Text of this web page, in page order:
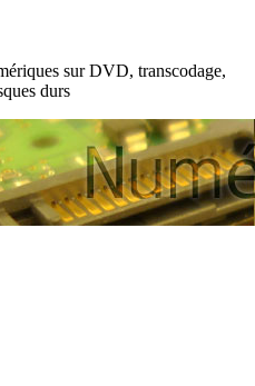
sur DVD, transcodage,
durs